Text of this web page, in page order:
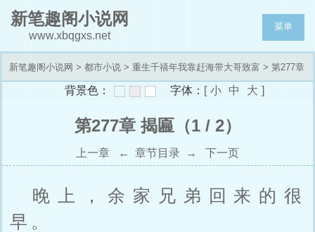
新笔趣阁小说网
www.xbqgxs.net
菜单
新笔趣阁小说网 > 都市小说 > 重生千禧年我靠赶海带大哥致富 > 第277章
背景色： 字体： [ 小 中 大 ]
第277章 揭匾（1 / 2）
上一章 ← 章节目录 → 下一页
晚上，余家兄弟回来的很
早。